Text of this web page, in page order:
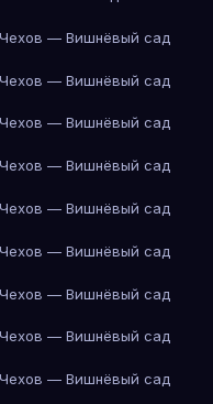
— Вишнёвый сад
— Вишнёвый сад
— Вишнёвый сад
— Вишнёвый сад
— Вишнёвый сад
— Вишнёвый сад
— Вишнёвый сад
— Вишнёвый сад
— Вишнёвый сад